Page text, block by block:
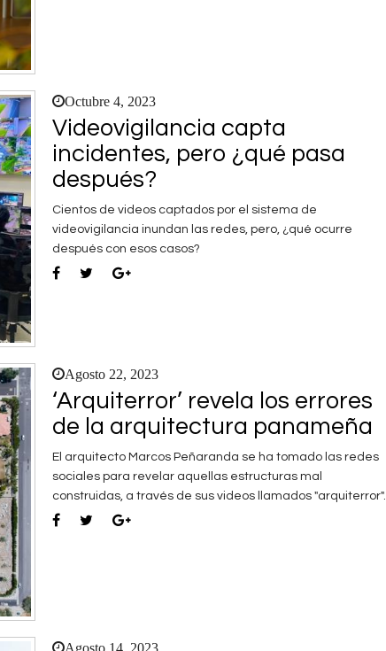
Octubre 4, 2023
Videovigilancia capta
incidentes, pero ¿qué pasa
después?
Cientos de videos captados por el sistema de
videovigilancia inundan las redes, pero, ¿qué ocurre
después con esos casos?
Agosto 22, 2023
‘Arquiterror’ revela los errores
de la arquitectura panameña
El arquitecto Marcos Peñaranda se ha tomado las redes
sociales para revelar aquellas estructuras mal
construidas, a través de sus videos llamados "arquiterror".
Agosto 14, 2023